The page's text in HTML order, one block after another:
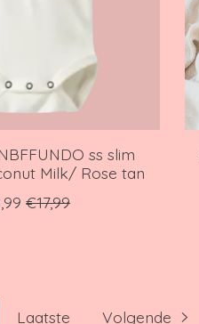
ss slim
Milk/ Rose tan
€17,99
Laatste Volgende